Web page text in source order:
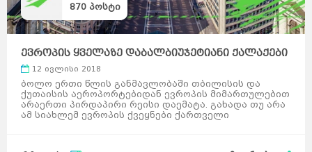
870 პოსტი
ევროპის ყველაზე დაბალბიუჯეტიანი ქალაქები
ქართველ ...
12 ივლისი 2018
ბოლო ერთი წლის განმავლობაში თბილისის და
ქუთაისის აეროპორტებიდან ევროპის მიმართულებით
არაერთი პირდაპირი რეისი დაემატა. გახადა თუ არა
ამ სიახლემ ევროპის ქვეყნები ქართველი